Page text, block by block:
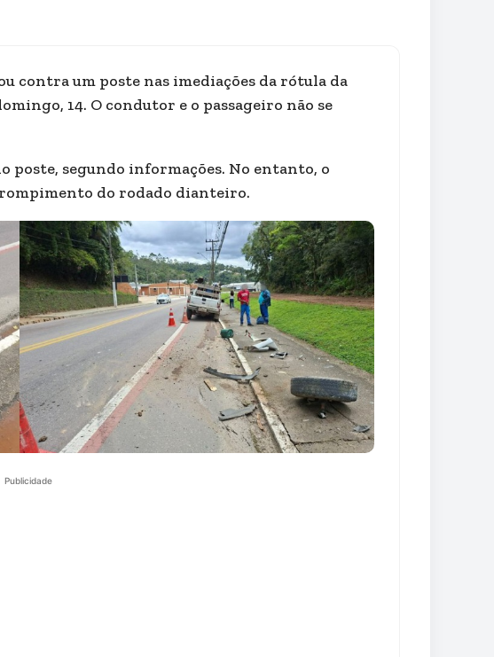
contra um poste nas imediações da rótula da
14. O condutor e o passageiro não se
poste, segundo informações. No entanto, o
do rodado dianteiro.
Publicidade